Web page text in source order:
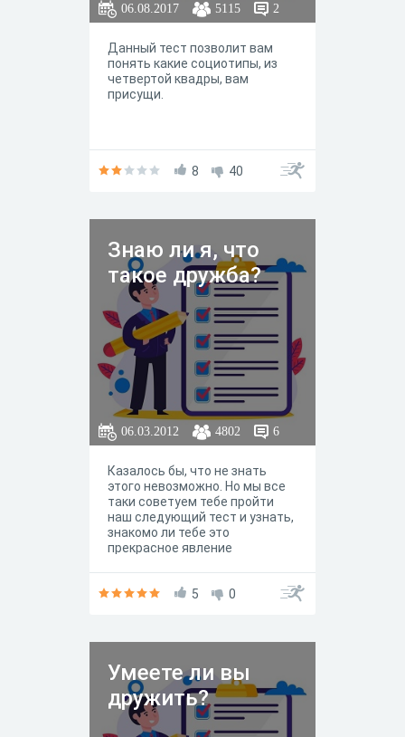
06.08.2017 5115 2
Данный тест позволит вам
понять какие социотипы, из
четвертой квадры, вам
присущи.
8 40
Знаю ли я, что
такое дружба?
06.03.2012 4802 6
Казалось бы, что не знать
этого невозможно. Но мы все
таки советуем тебе пройти
наш следующий тест и узнать,
знакомо ли тебе это
прекрасное явление
выяснить, как ты
что взгляды людей на одни и
простые вещи иногда
разительно отличаются.
5 0
Умеете ли вы
дружить?